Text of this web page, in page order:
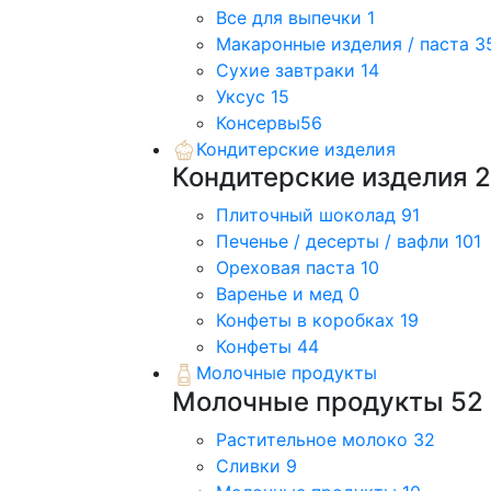
Все для выпечки 1
Макаронные изделия / паста
Сухие завтраки 14
Уксус 15
Консервы56
Кондитерские изделия
Кондитерские изделия
Плиточный шоколад 91
Печенье / десерты / вафли 101
Ореховая паста 10
Варенье и мед 0
Конфеты в коробках 19
Конфеты 44
Молочные продукты
Молочные продукты 52
Растительное молоко 32
Сливки 9